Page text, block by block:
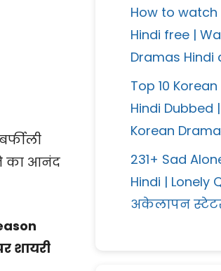
का आनंद
शायरी
How to watch
Hindi free |
Dramas Hindi
Top 10
Hindi Dubbed
Korean
231+ Sad
Hindi | Lonely
अकेलापन